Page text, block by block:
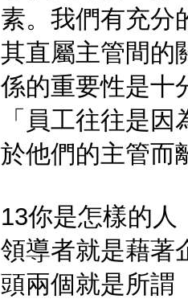
素。我們有充分
其直屬主管間的
係的重要性是十
「員工往往是
於他們的主管而
13你是怎樣的人
領導者就是藉著
頭兩個就是所謂